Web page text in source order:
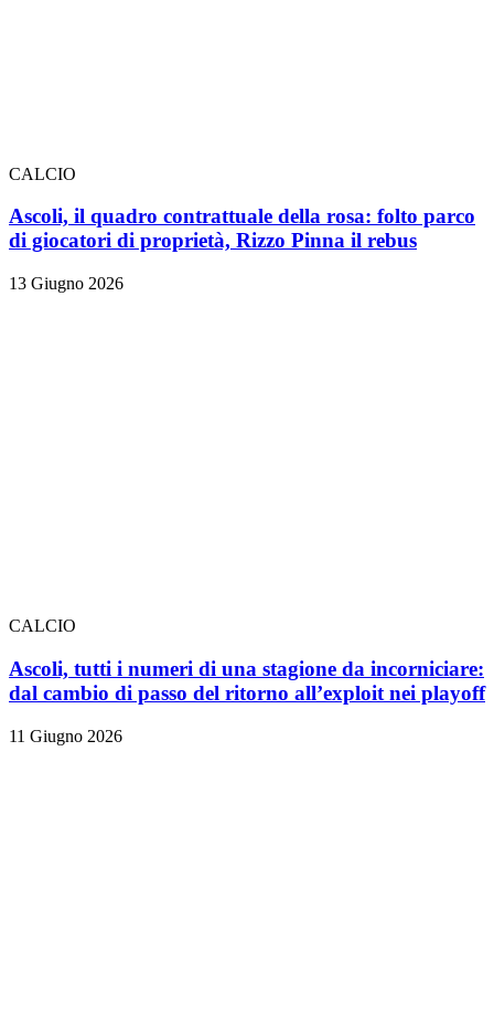
CALCIO
Ascoli, il quadro contrattuale della rosa: folto parco
di giocatori di proprietà, Rizzo Pinna il rebus
13 Giugno 2026
CALCIO
Ascoli, tutti i numeri di una stagione da incorniciare:
dal cambio di passo del ritorno all’exploit nei playoff
11 Giugno 2026